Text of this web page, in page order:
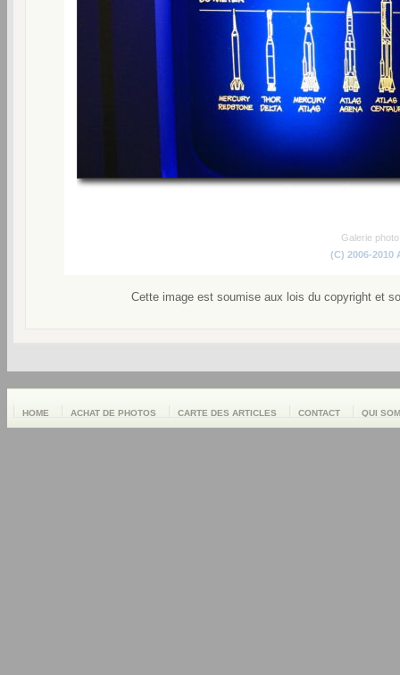
Galerie
(C) 2006-2010
Cette image est soumise aux lois du copyright et
HOME ACHAT DE PHOTOS CARTE DES ARTICLES CONTACT QUI